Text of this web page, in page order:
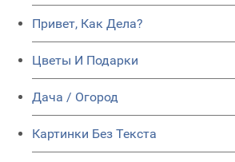
Привет, Как Дела?
Цветы И Подарки
Дача / Огород
Картинки Без Текста